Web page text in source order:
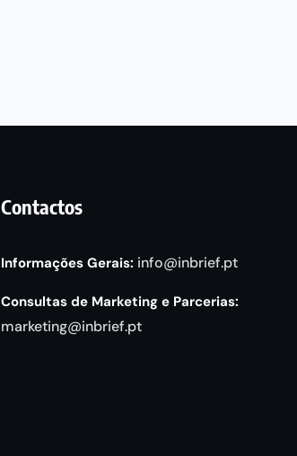
Contactos
Informações Gerais: info@inbrief.pt
Consultas de Marketing e Parcerias:
marketing@inbrief.pt